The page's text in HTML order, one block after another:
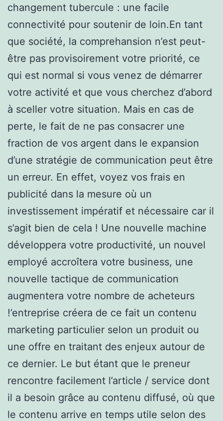
changement tubercule : une facile
connectivité pour soutenir de loin.En tant
que société, la comprehansion n’est peut-
être pas provisoirement votre priorité, ce
qui est normal si vous venez de démarrer
votre activité et que vous cherchez d’abord
à sceller votre situation. Mais en cas de
perte, le fait de ne pas consacrer une
fraction de vos argent dans le expansion
d’une stratégie de communication peut être
un erreur. En effet, voyez vos frais en
publicité dans la mesure où un
investissement impératif et nécessaire car il
s’agit bien de cela ! Une nouvelle machine
développera votre productivité, un nouvel
employé accroîtera votre business, une
nouvelle tactique de communication
augmentera votre nombre de acheteurs
!’entreprise créera de ce fait un contenu
marketing particulier selon un produit ou
une offre en traitant des enjeux autour de
ce dernier. Le but étant que le preneur
rencontre facilement l’article / service dont
il a besoin grâce au contenu diffusé, où que
le contenu arrive en temps utile selon des